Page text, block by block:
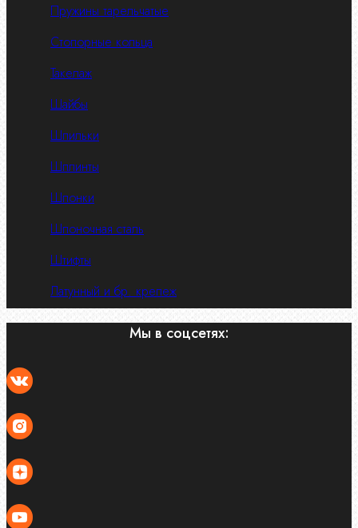
Пружины тарельчатые
Стопорные кольца
Такелаж
Шайбы
Шпильки
Шплинты
Шпонки
Шпоночная сталь
Штифты
Латунный и бр. крепеж
Мы в соцсетях: